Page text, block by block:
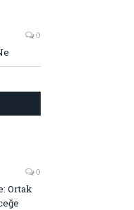
0
0
Ortak